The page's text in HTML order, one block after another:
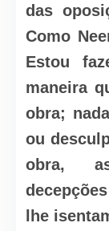
das
Como
Estou
maneira
obra;
ou
obra,
lhe